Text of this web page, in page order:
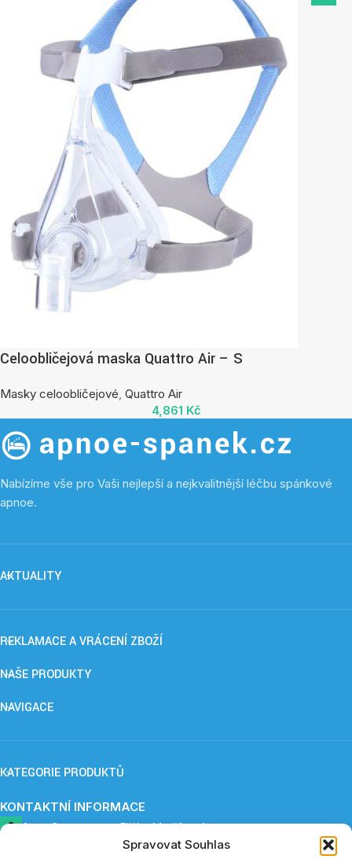
Spravovat Souhlas
Celoobličejová maska Quattro Air – S
Masky celoobličejové, Quattro Air
4,861 Kč
Nabízíme vše pro Vaši nejlepší a nejkvalitnější léčbu spánkové
apnoe.
AKTUALITY
REKLAMACE A VRÁCENÍ ZBOŽÍ
NAŠE PRODUKTY
NAVIGACE
KATEGORIE PRODUKTŮ
KONTAKTNÍ INFORMACE
ApnoCare s. r. o.,Eliška Maršíková
Provozovna: Záboří 84, 277 41 Kly